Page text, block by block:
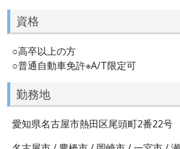
資格
○高卒以上の方
○普通自動車免許※A/T限定可
勤務地
愛知県名古屋市熱田区尾頭町2番22号